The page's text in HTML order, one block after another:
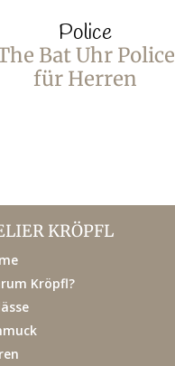
Police
Bat Uhr Police
für Herren
KRÖPFL
Kröpfl?